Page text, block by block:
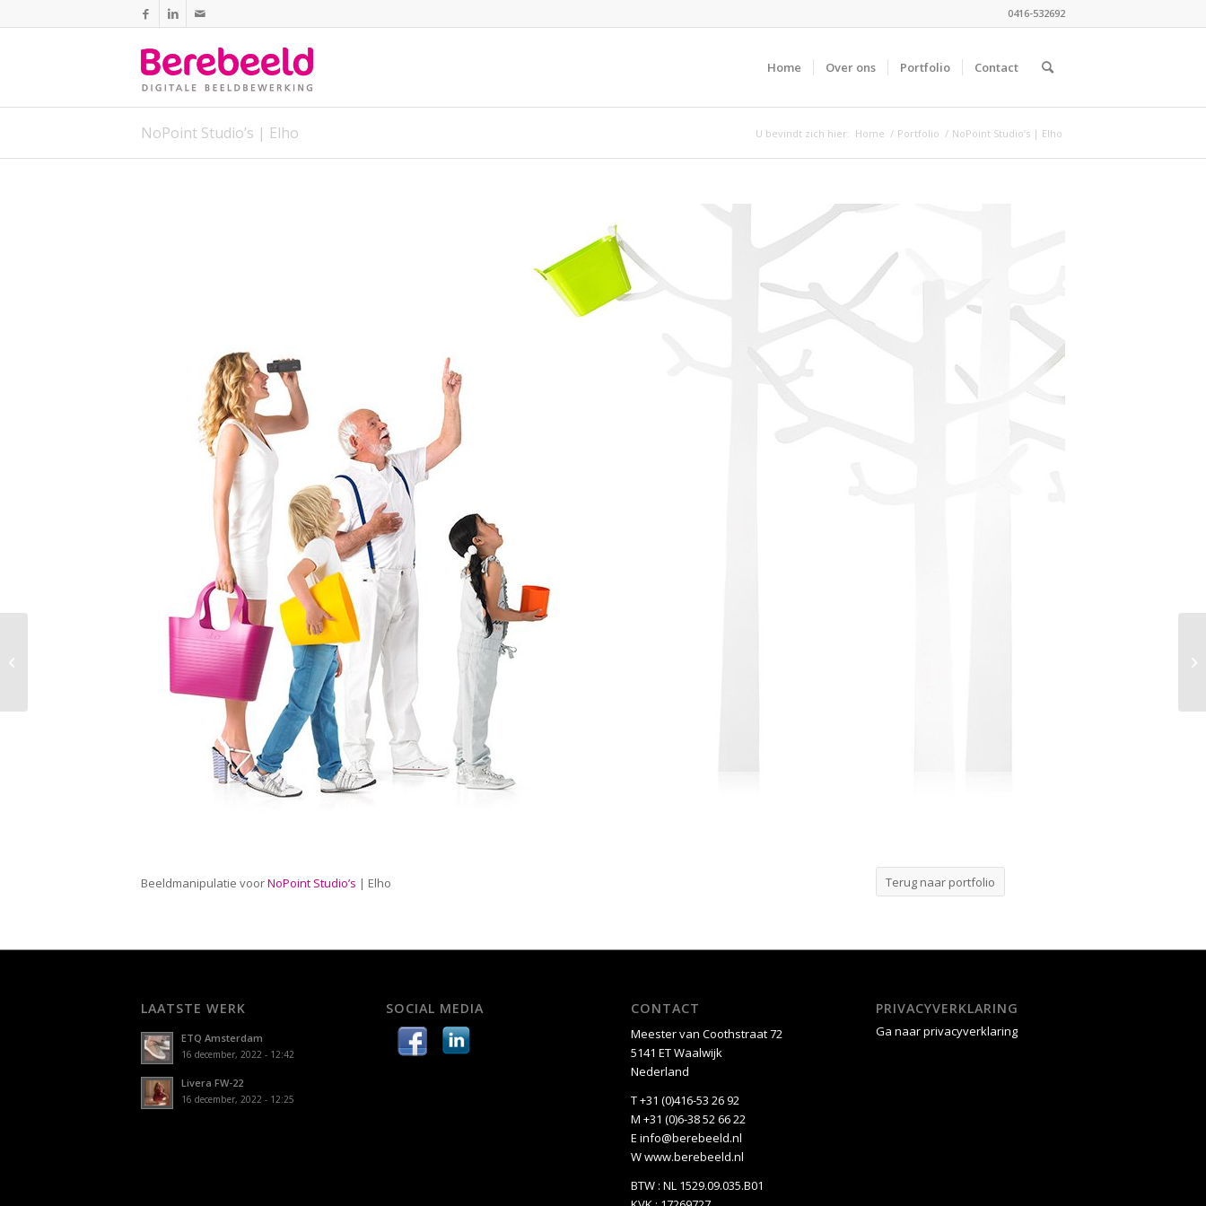
0416-532692
Home Over ons Portfolio Contact
NoPoint Studio’s | Elho U bevindt zich hier: Home / Portfolio / NoPoint Studio’s | Elho
Beeldmanipulatie voorNoPoint Studio’s | Elho Terug naar portfolio
LAATSTE WERK
ETQ Amsterdam
16 december, 2022 - 12:42
Livera FW-22
16 december, 2022 - 12:25
SOCIAL MEDIA CONTACT
Meester van Coothstraat 72
5141 ET Waalwijk
Nederland
T +31 (0)416-53 26 92
M +31 (0)6-38 52 66 22
E info@berebeeld.nl
Wwww.berebeeld.nl
BTW : NL 1529.09.035.B01
PRIVACYVERKLARING
Ga naar privacyverklaring